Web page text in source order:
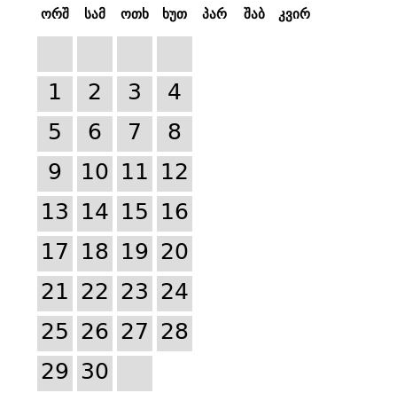
ორშ სამ ოთხ ხუთ პარ შაბ კვირ
1 2 3
4
5
6 7
8
9
10 11 12
13 14 15 16
17 18 19 20
21 22 23 24
25 26 27 28
29 30